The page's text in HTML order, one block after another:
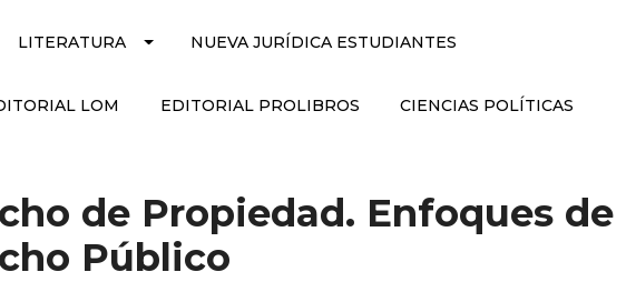
LITERATURA NUEVA JURÍDICA ESTUDIANTES
LOM EDITORIAL PROLIBROS CIENCIAS POLÍTICAS
de Propiedad. Enfoques de
Público